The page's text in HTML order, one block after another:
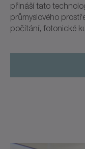
přináší tato
průmyslového
počítání, fotonické